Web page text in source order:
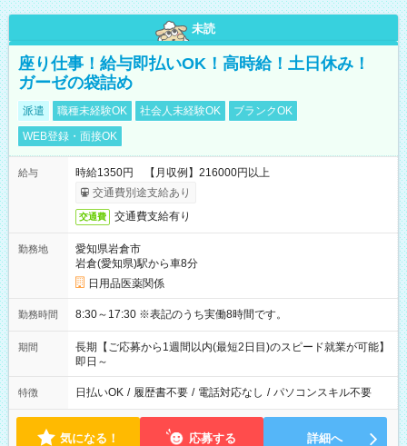
未読
座り仕事！給与即払いOK！高時給！土日休み！
ガーゼの袋詰め
派遣 職種未経験OK 社会人未経験OK
ブランクOK
WEB登録・面接OK
給与
時給1350円 【月収例】216000円以上
交通費別途支給あり
交通費 交通費支給有り
勤務地
愛知県岩倉市
岩倉(愛知県)駅から車8分
日用品医薬関係
勤務時間 8:30～17:30 ※表記のうち実働8時間です。
期間
長期【ご応募から1週間以内(最短2日目)のスピード就業が可能】
即日～
特徴 日払いOK / 履歴書不要 / 電話対応なし / パソコンスキル不要
気になる！ 応募する 詳細へ